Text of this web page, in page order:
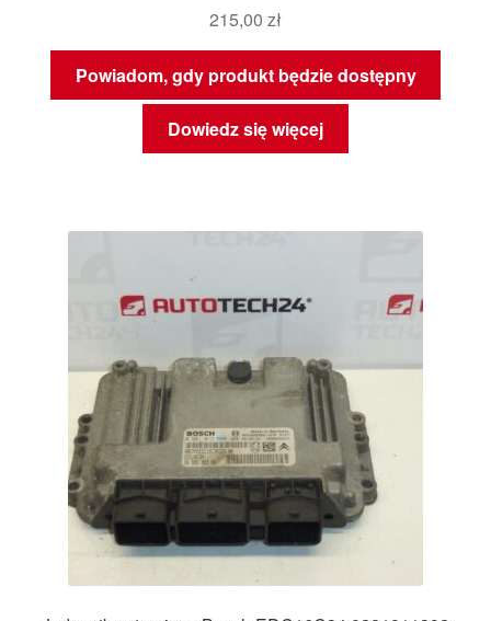
215,00 zł
Powiadom, gdy produkt będzie dostępny
Dowiedz się więcej